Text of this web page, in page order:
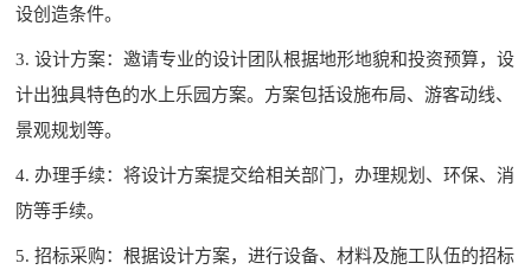
设创造条件。
3. 设计方案：邀请专业的设计团队根据地形地貌和投资预算，设
计出独具特色的水上乐园方案。方案包括设施布局、游客动线、
景观规划等。
4. 办理手续：将设计方案提交给相关部门，办理规划、环保、消
防等手续。
5. 招标采购：根据设计方案，进行设备、材料及施工队伍的招标